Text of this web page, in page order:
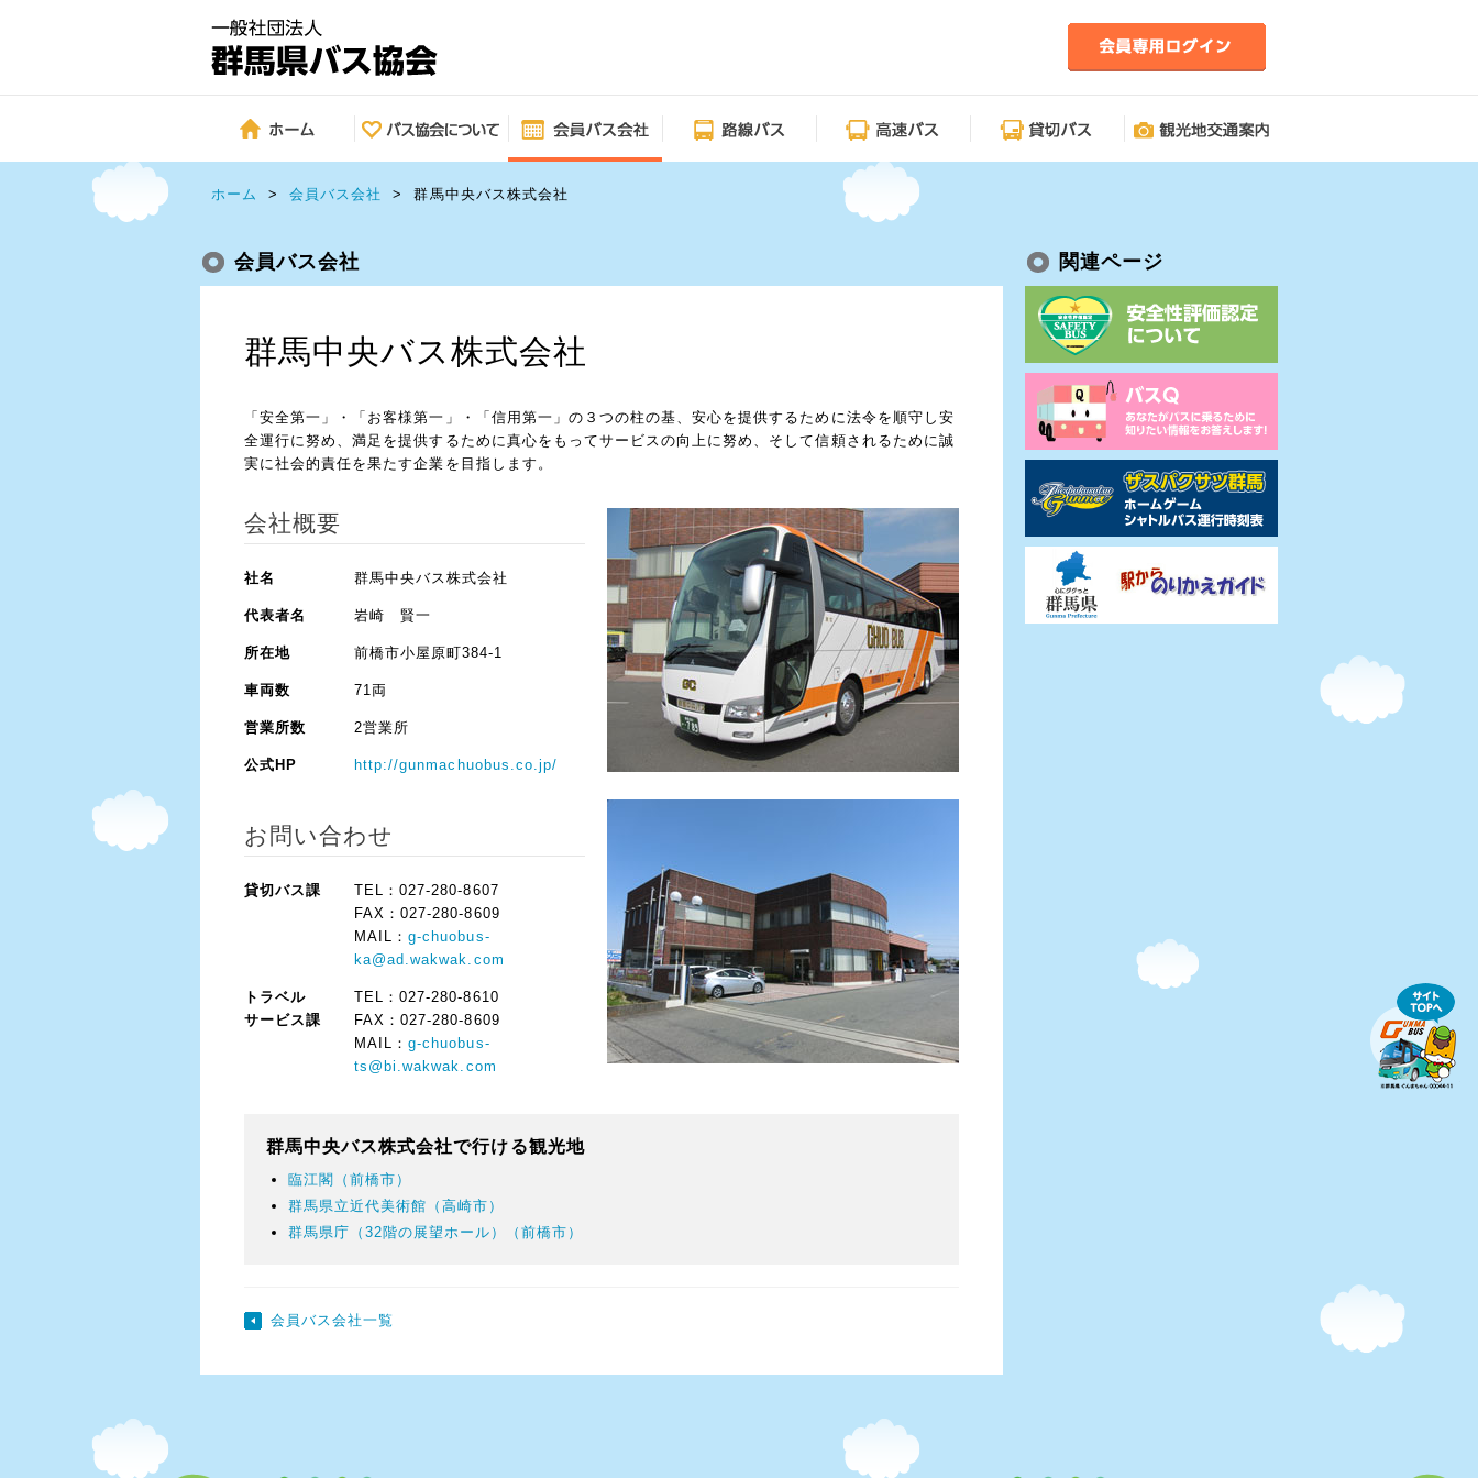
ホーム > 会員バス会社 > 群馬中央バス株式会社
会員バス会社
群馬中央バス株式会社
「安全第一」・「お客様第一」・「信用第一」の３つの柱の基、安心を提供するために法令を順守し安
全運行に努め、満足を提供するために真心をもってサービスの向上に努め、そして信頼されるために誠
実に社会的責任を果たす企業を目指します。
会社概要
社名 群馬中央バス株式会社
代表者名 岩崎 賢一
所在地 前橋市小屋原町384-1
車両数 71両
営業所数 2営業所
公式HP http://gunmachuobus.co.jp/
お問い合わせ
貸切バス課
TEL：027-280-8607
FAX：027-280-8609
MAIL：g-chuobus-
ka@ad.wakwak.com
トラベル
サービス課
TEL：027-280-8610
FAX：027-280-8609
MAIL：g-chuobus-
ts@bi.wakwak.com
群馬中央バス株式会社で行ける観光地
臨江閣（前橋市）
群馬県立近代美術館（高崎市）
群馬県庁（32階の展望ホール）（前橋市）
会員バス会社一覧
関連ページ